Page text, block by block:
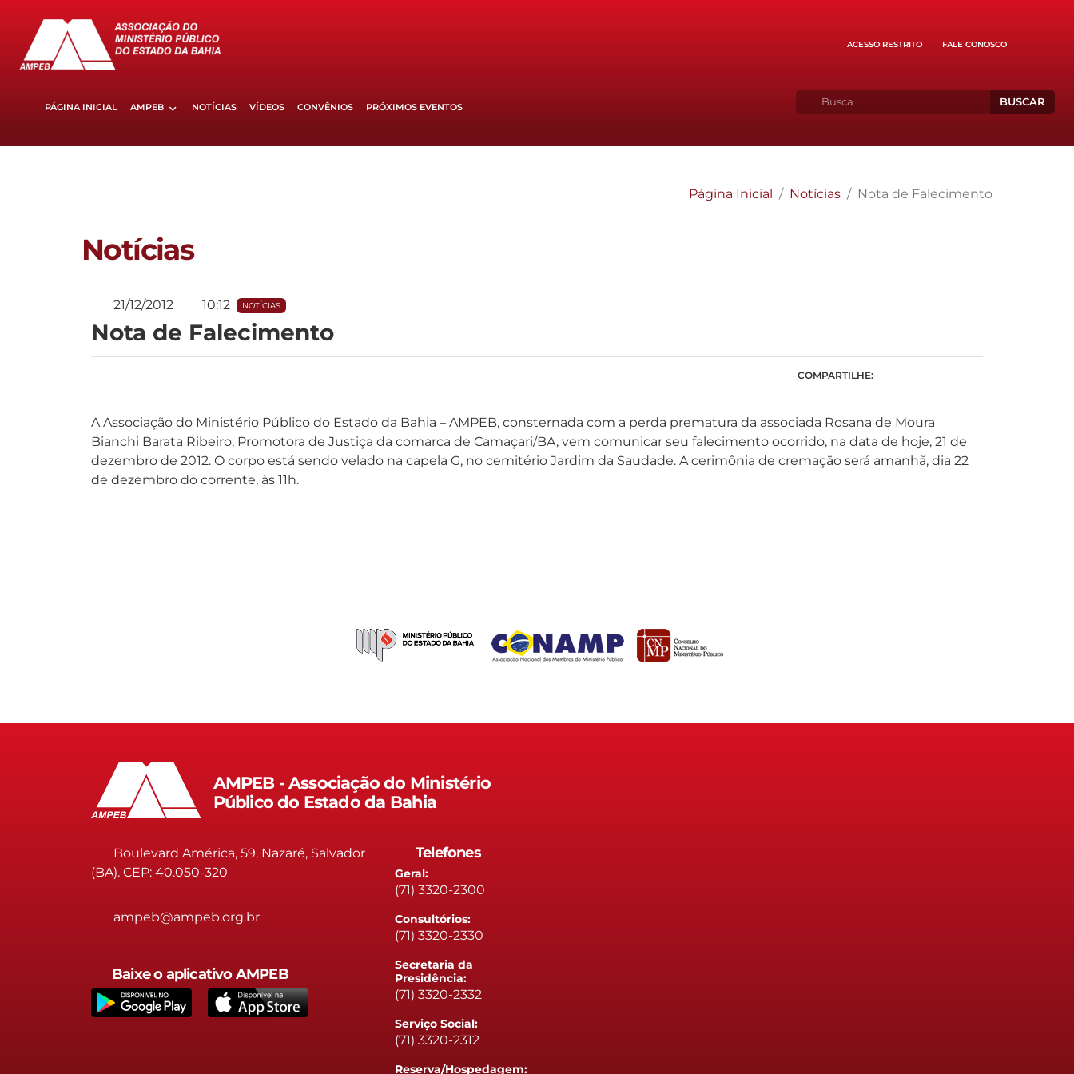
ACESSO RESTRITO FALE CONOSCO
PÁGINA INICIAL AMPEB NOTÍCIAS VÍDEOS CONVÊNIOS PRÓXIMOS EVENTOS BUSCAR
Página Inicial Notícias Nota de Falecimento
Notícias
21/12/2012 10:12 NOTÍCIAS
Nota de Falecimento
COMPARTILHE:
A Associação do Ministério Público do Estado da Bahia – AMPEB, consternada com a perda prematura da associada Rosana de Moura
Bianchi Barata Ribeiro, Promotora de Justiça da comarca de Camaçari/BA, vem comunicar seu falecimento ocorrido, na data de hoje, 21 de
dezembro de 2012. O corpo está sendo velado na capela G, no cemitério Jardim da Saudade. A cerimônia de cremação será amanhã, dia 22
de dezembro do corrente, às 11h.
AMPEB - Associação do Ministério
Público do Estado da Bahia
Boulevard América, 59, Nazaré, Salvador
(BA). CEP: 40.050-320
ampeb@ampeb.org.br
Baixe o aplicativo AMPEB
Telefones
Geral:
(71) 3320-2300
Consultórios:
(71) 3320-2330
Secretaria da
Presidência:
(71) 3320-2332
Serviço Social:
(71) 3320-2312
Reserva/Hospedagem: